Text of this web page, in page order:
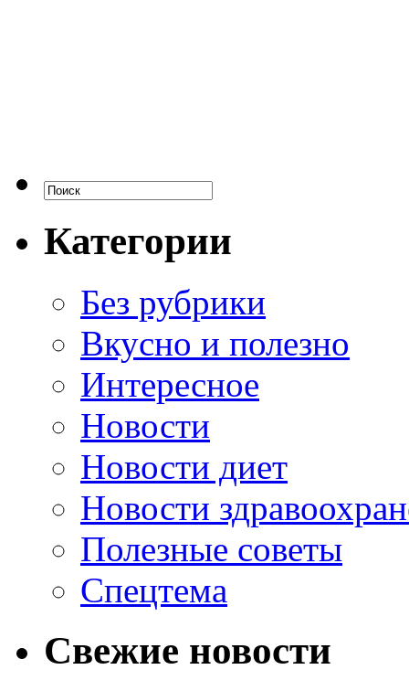
Категории
Без рубрики
Вкусно и полезно
Интересное
Новости
Новости диет
Новости
Полезные советы
Спецтема
Свежие новости